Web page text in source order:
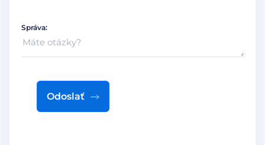
Správa:
Odoslať